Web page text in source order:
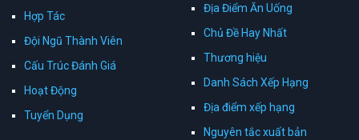
Hợp Tác
Đội Ngũ Thành Viên
Cấu Trúc Đánh Giá
Hoạt Động
Tuyển Dụng
Địa Điểm Ăn Uống
Chủ Đề Hay Nhất
Thương hiệu
Danh Sách Xếp Hạng
Địa điểm xếp hạng
Nguyên tắc xuất bản